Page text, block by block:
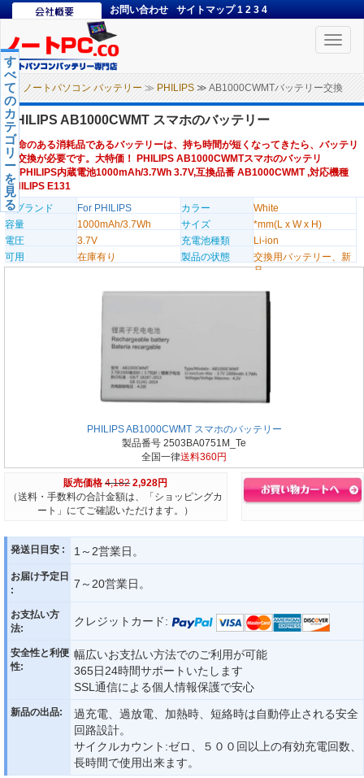
お問い合わせ サイトマップ 1 2 3 4
Toggle
ノートパソコン バッテリー ≫ PHILIPS ≫ AB1000CWMTバッテリー交換
す
べ
て
の
カ
テ
ゴ
リ
ー
を
見
る
PHILIPS AB1000CWMT スマホのバッテリー
寿命のある消耗品であるバッテリーは、持ち時間が短くなってきたら、バッテリ
ー交換が必要です。大特価！ PHILIPS AB1000CWMTスマホのバッテリ
ー,PHILIPS内蔵電池1000mAh/3.7Wh 3.7V,互換品番 AB1000CWMT ,対応機種
PHILIPS E131
のブランド
For PHILIPS カラー
White
容量
1000mAh/3.7Wh サイズ
*mm(L x W x H)
電圧
3.7V 充電池種類
Li-ion
可用
在庫有り 製品の状態
交換用バッテリー、新
品
PHILIPS AB1000CWMT スマホのバッテリー
製品番号 2503BA0751M_Te
全国一律送料360円
販売価格 4,182 2,928円
（送料・手数料の合計金額は、「ショッピングカ
ート」にてご確認いただけます。）
発送日目安 : 1～2営業日。
お届け予定日
:
7～20営業日。
お支払い方
法:
クレジットカード:
安全性と利便
性:
幅広いお支払い方法でのご利用が可能
365日24時間サポートいたします
SSL通信による個人情報保護で安心
新品の出品:
過充電、過放電、加熱時、短絡時は自動停止される安全
回路設計。
サイクルカウント:ゼロ、５００回以上の有効充電回数、
長時間で使用出来ます。